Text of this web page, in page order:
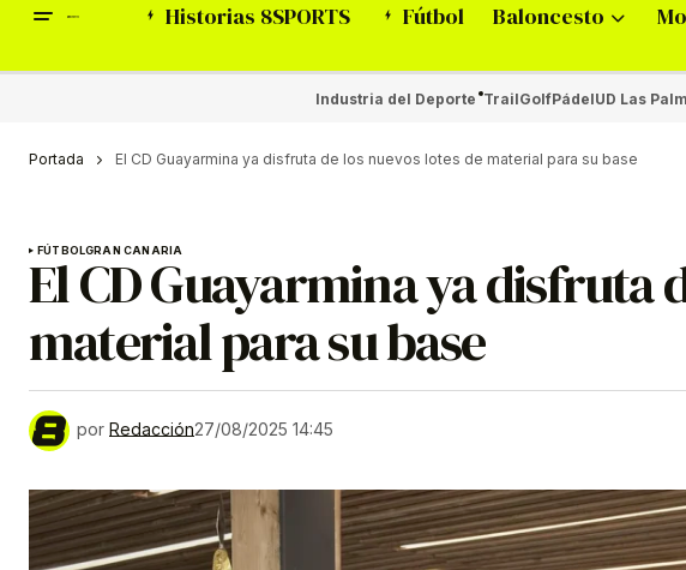
Historias 8SPORTS Fútbol Baloncesto
Industria del Deporte TrailGolfPádelUD Las
Portada El CD Guayarmina ya disfruta de los nuevos lotes de material para su base
FÚTBOLGRAN CANARIA
El CD Guayarmina ya disfruta
material para su base
por Redacción27/08/2025 14:45